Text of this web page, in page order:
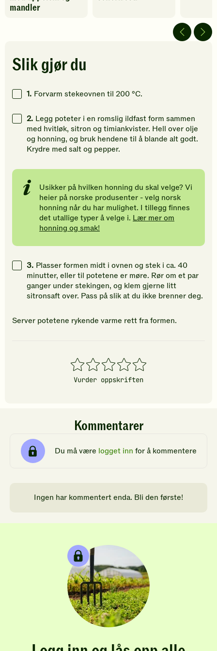
fått
Klikk
for
gi
din
mandler
din
av
5
Slik gjør du
1. Forvarm stekeovnen til 200 °C.
2. Legg poteter i en romslig ildfast form sammen
med hvitløk, sitron og timiankvister. Hell over olje
og honning, og bruk hendene til å blande alt godt.
Krydre med salt og pepper.
Usikker på hvilken honning du skal velge? Vi
heier på norske produsenter - velg norsk
honning når du har mulighet. I tillegg finnes
det utallige typer å velge i. Lær mer om
honning og smak!
3. Plasser formen midt i ovnen og stek i ca. 40
minutter, eller til potetene er møre. Rør om et par
ganger under stekingen, og klem gjerne litt
sitronsaft over. Pass på slik at du ikke brenner deg.
Server potetene rykende varme rett fra formen.
1
stjerner
2
stjerner
3
stjerner
4
stjerner
5
stjerner
Vurder oppskriften
Kommentarer
Du må være logget inn for å kommentere
Ingen har kommentert enda. Bli den første!